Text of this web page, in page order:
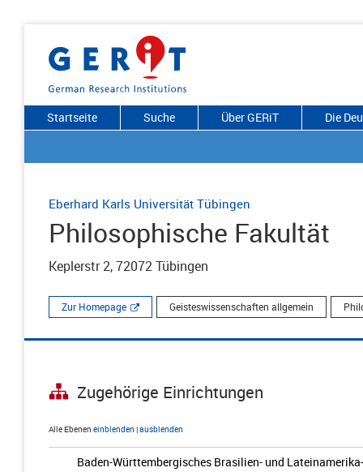
Startseite Suche Über GERiT Die
Eberhard Karls Universität Tübingen
Philosophische Fakultät
Keplerstr 2, 72072 Tübingen
Zur Homepage Geisteswissenschaften allgemein
Zugehörige Einrichtungen
Alle Ebenen einblenden |ausblenden
Baden-Württembergisches Brasilien- und